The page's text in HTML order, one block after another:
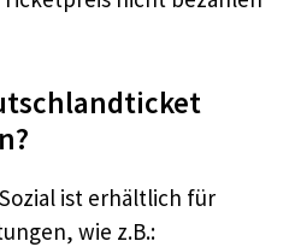
ist erhältlich für
wie z.B.: